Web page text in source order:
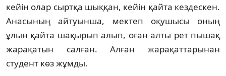
кейін олар сыртқа шыққан, кейін қайта кездескен.
Анасының айтуынша, мектеп оқушысы оның
ұлын қайта шақырып алып, оған алты рет пышақ
жарақатын салған. Алған жарақаттарынан
студент көз жұмды.